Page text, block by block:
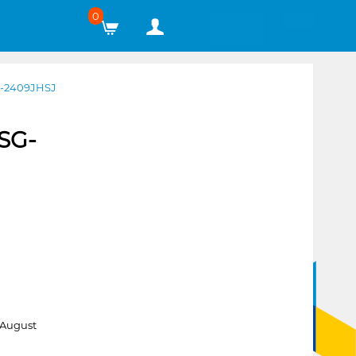
0
2409JHSJ
August